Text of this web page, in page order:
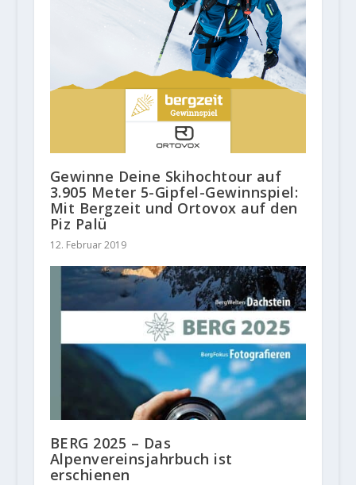
Gewinne Deine Skihochtour auf
3.905 Meter 5-Gipfel-Gewinnspiel:
Mit Bergzeit und Ortovox auf den
Piz Palü
12. Februar 2019
BERG 2025 – Das
Alpenvereinsjahrbuch ist
erschienen